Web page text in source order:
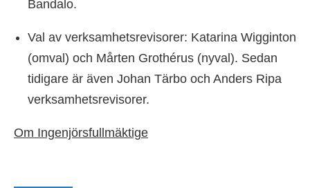
Bandalo.
Val av verksamhetsrevisorer: Katarina Wigginton
(omval) och Mårten Grothérus (nyval). Sedan
tidigare är även Johan Tärbo och Anders Ripa
verksamhetsrevisorer.
Om Ingenjörsfullmäktige